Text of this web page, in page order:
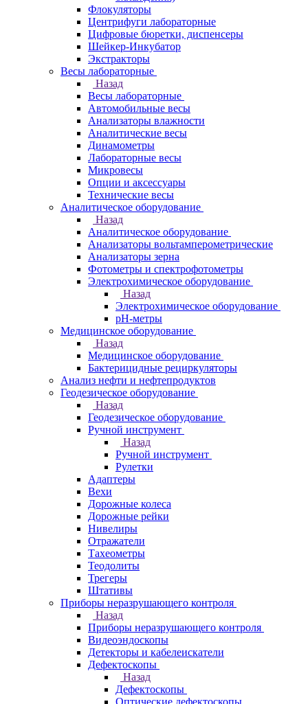
Флокуляторы
Центрифуги лабораторные
Цифровые бюретки, диспенсеры
Шейкер-Инкубатор
Экстракторы
Весы лабораторные
Назад
Весы лабораторные
Автомобильные весы
Анализаторы влажности
Аналитические весы
Динамометры
Лабораторные весы
Микровесы
Опции и аксессуары
Технические весы
Аналитическое оборудование
Назад
Аналитическое оборудование
Анализаторы вольтамперометрические
Анализаторы зерна
Фотометры и спектрофотометры
Электрохимическое оборудование
Назад
Электрохимическое оборудование
pH-метры
Медицинское оборудование
Назад
Медицинское оборудование
Бактерицидные рециркуляторы
Анализ нефти и нефтепродуктов
Геодезическое оборудование
Назад
Геодезическое оборудование
Ручной инструмент
Назад
Ручной инструмент
Рулетки
Адаптеры
Вехи
Дорожные колеса
Дорожные рейки
Нивелиры
Отражатели
Тахеометры
Теодолиты
Трегеры
Штативы
Приборы неразрушающего контроля
Назад
Приборы неразрушающего контроля
Видеоэндоскопы
Детекторы и кабелеискатели
Дефектоскопы
Назад
Дефектоскопы
Оптические дефектоскопы